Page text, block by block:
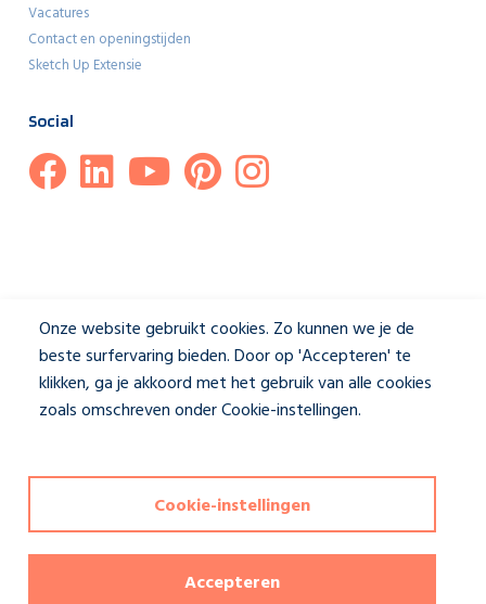
Vacatures
Contact en openingstijden
Sketch Up Extensie
Social
Disclaimer & Privacybeleid | Cookie-instellingen
Deze website wordt beschermd door reCAPTCHA en het
privacybeleiden deservicevoorwaardenvan Google zijn van
Onze website gebruikt cookies. Zo kunnen we je de
beste surfervaring bieden. Door op 'Accepteren' te
klikken, ga je akkoord met het gebruik van alle cookies
zoals omschreven onder Cookie-instellingen.
Cookie-instellingen
Accepteren